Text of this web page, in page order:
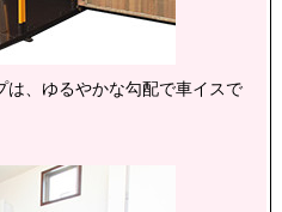
、ゆるやかな勾配で車イスで